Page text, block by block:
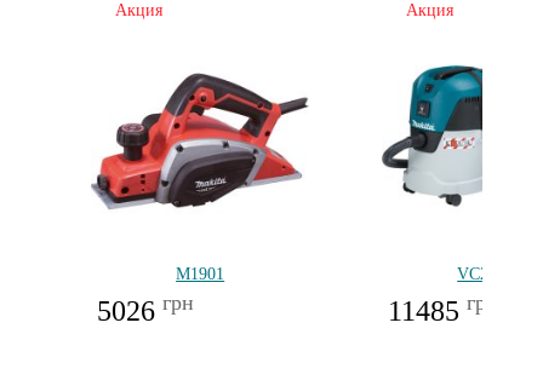
Акция
M1901
5026грн
Акция
VC2512L
11485грн